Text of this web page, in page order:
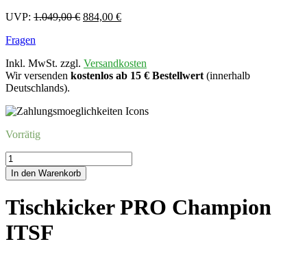
UVP: 1.049,00€ Ursprünglicher
884,00 €Aktueller
Fragen
Inkl. MwSt. zzgl. Versandkosten
Wir versenden kostenlos ab 15 € Bestellwert (innerhalb
Deutschlands).
Vorrätig
Tischkicker
PRO
Champion
Menge
In den Warenkorb
Tischkicker PRO Champion
ITSF